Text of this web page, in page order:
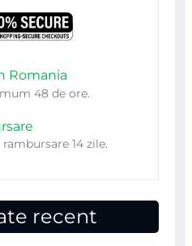
Romania
48 de ore.
14 zile.
recent